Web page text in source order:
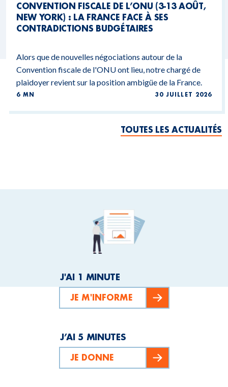
CONVENTION FISCALE DE L’ONU (3-13 AOÛT,
NEW YORK) : LA FRANCE FACE À SES
CONTRADICTIONS BUDGÉTAIRES
Alors que de nouvelles négociations autour de la
Convention fiscale de l'ONU ont lieu, notre chargé de
plaidoyer revient sur la position ambigüe de la France.
6 MN 30 JUILLET 2026
TOUTES LES ACTUALITÉS
J'AI 1 MINUTE
JE M'INFORME
J’AI 5 MINUTES
JE DONNE